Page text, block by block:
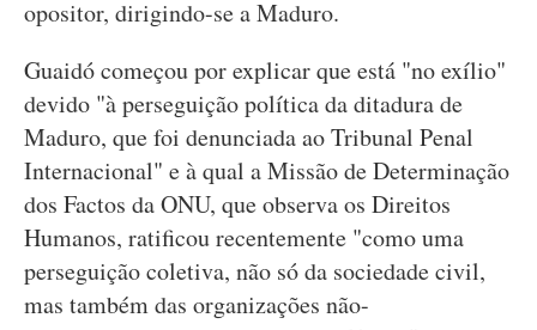
opositor, dirigindo-se a Maduro.
Guaidó começou por explicar que está "no exílio"
devido "à perseguição política da ditadura de
Maduro, que foi denunciada ao Tribunal Penal
Internacional" e à qual a Missão de Determinação
dos Factos da ONU, que observa os Direitos
Humanos, ratificou recentemente "como uma
perseguição coletiva, não só da sociedade civil,
mas também das organizações não-